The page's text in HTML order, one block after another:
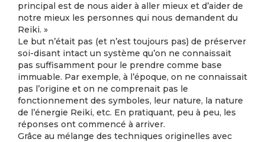
principal est de nous aider à aller mieux et d’aider de
notre mieux les personnes qui nous demandent du
Reiki. »
Le but n’était pas (et n’est toujours pas) de préserver
soi-disant intact un système qu’on ne connaissait
pas suffisamment pour le prendre comme base
immuable. Par exemple, à l’époque, on ne connaissait
pas l’origine et on ne comprenait pas le
fonctionnement des symboles, leur nature, la nature
de l’énergie Reiki, etc. En pratiquant, peu à peu, les
réponses ont commencé à arriver.
Grâce au mélange des techniques originelles avec